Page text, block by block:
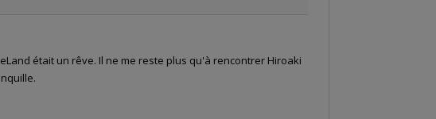
était un rêve. Il ne me reste plus qu'à rencontrer Hiroaki